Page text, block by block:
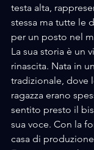
testa alta,
stessa ma tutte le
per un posto nel
La sua storia è un
rinascita. Nata in
tradizionale, dove
ragazza erano
sentito presto il
sua voce. Con la
casa di